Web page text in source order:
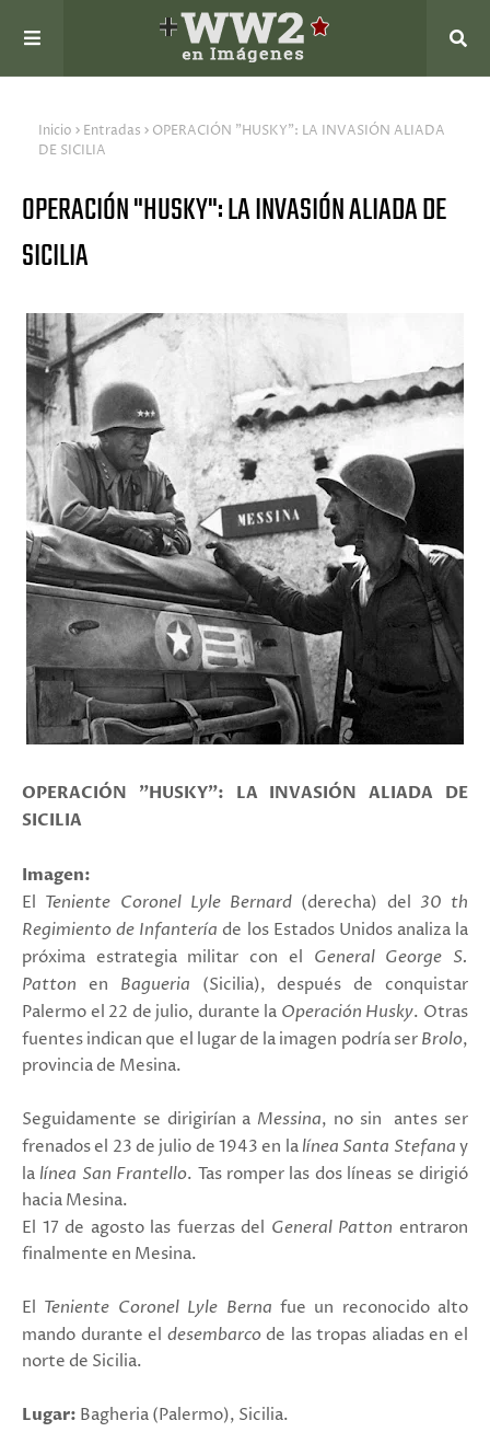
Inicio Entradas
OPERACIÓN "HUSKY": LA INVASIÓN ALIADA
DE SICILIA
OPERACIÓN "HUSKY": LA INVASIÓN ALIADA DE
SICILIA
OPERACIÓN "HUSKY": LA INVASIÓN ALIADA DE
SICILIA
Imagen:
El Teniente Coronel Lyle Bernard (derecha) del 30 th
Regimiento de Infantería de los Estados Unidos analiza la
próxima estrategia militar con el General George S.
Patton en Bagueria (Sicilia), después de conquistar
Palermo el 22 de julio, durante la Operación Husky. Otras
fuentes indican que el lugar de la imagen podría ser Brolo,
provincia de Mesina.
Seguidamente se dirigirían a Messina, no sin antes ser
frenados el 23 de julio de 1943 en la línea Santa Stefana y
la línea San Frantello. Tas romper las dos líneas se dirigió
hacia Mesina.
El 17 de agosto las fuerzas del General Patton entraron
finalmente en Mesina.
El Teniente Coronel Lyle Berna fue un reconocido alto
mando durante el desembarcode las tropas aliadas en el
norte de Sicilia.
Lugar: Bagheria (Palermo), Sicilia.